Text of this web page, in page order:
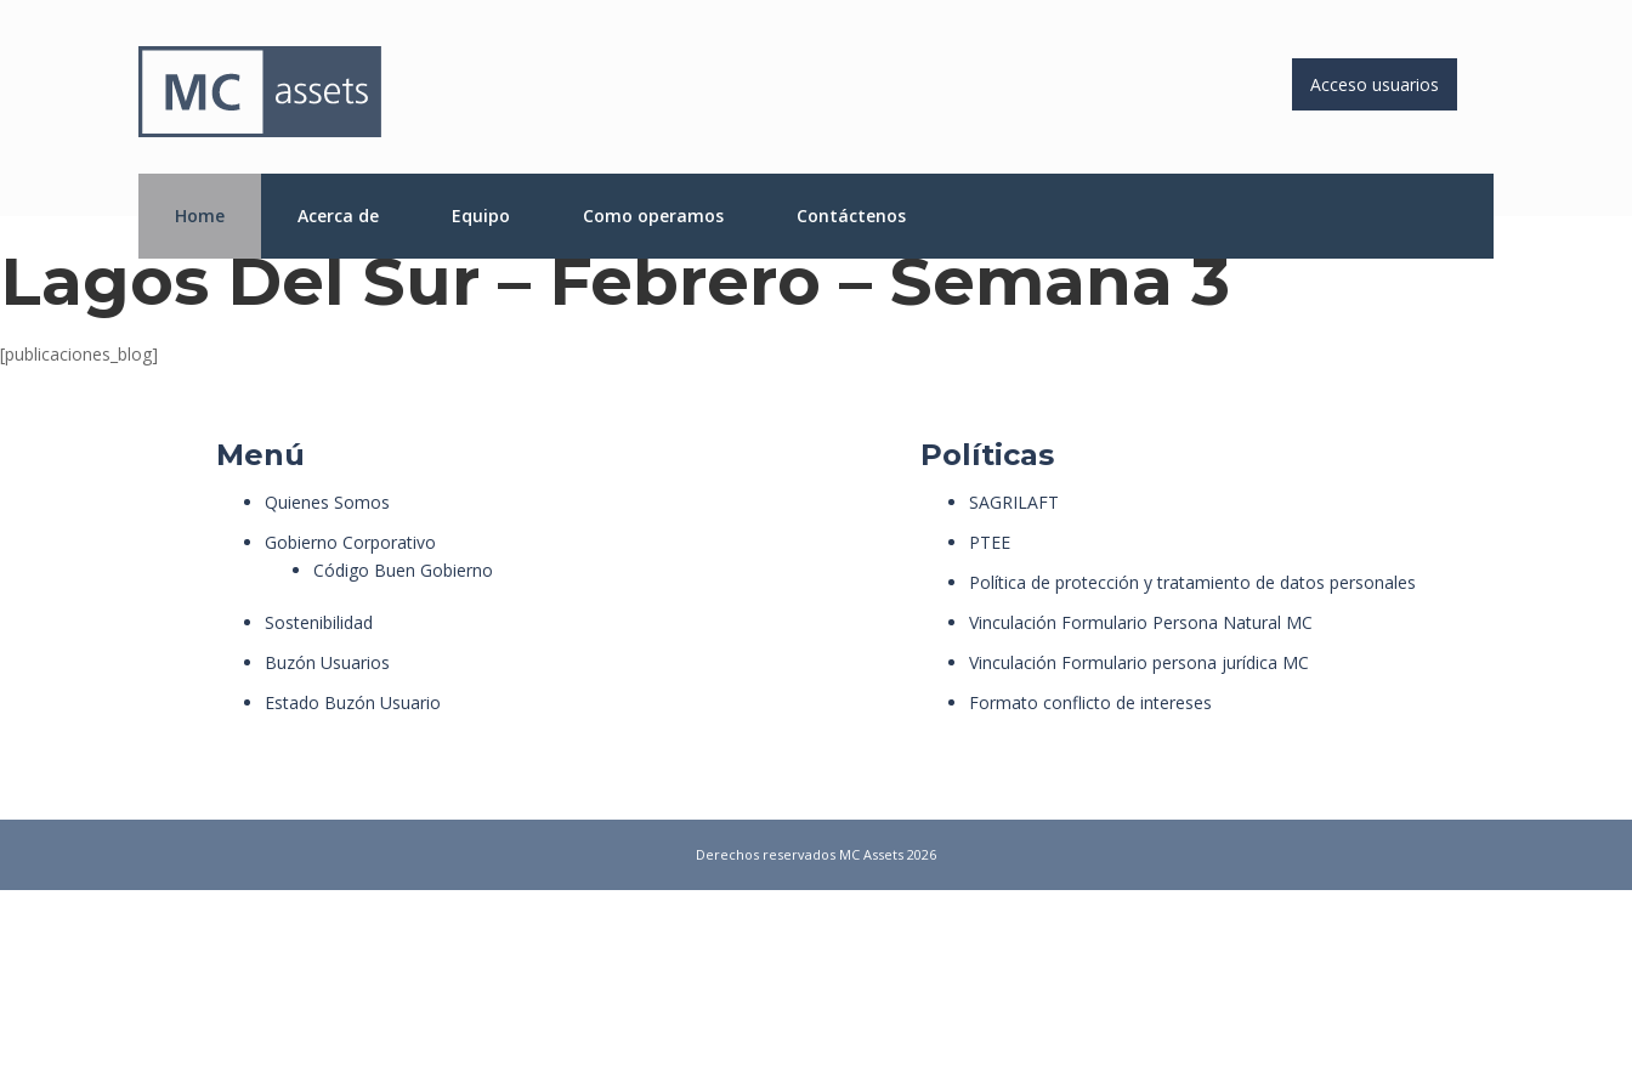
Acceso usuarios
Home Acerca de Equipo Como operamos Contáctenos
Lagos Del Sur – Febrero – Semana 3
[publicaciones_blog]
Menú
Quienes Somos
Gobierno Corporativo
Código Buen Gobierno
Sostenibilidad
Buzón Usuarios
Estado Buzón Usuario
Políticas
SAGRILAFT
PTEE
Política de protección y tratamiento de datos personales
Vinculación Formulario Persona Natural MC
Vinculación Formulario persona jurídica MC
Formato conflicto de intereses
Derechos reservados MC Assets 2026